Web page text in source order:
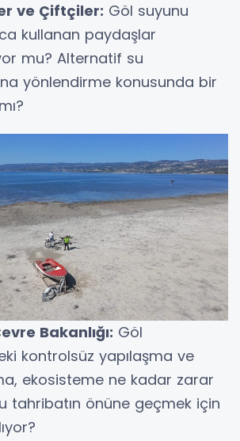
ve Çiftçiler: Göl suyunu
kullanan paydaşlar
mu? Alternatif su
yönlendirme konusunda bir
Bakanlığı: Göl
kontrolsüz yapılaşma ve
ekosisteme ne kadar zarar
tahribatın önüne geçmek için